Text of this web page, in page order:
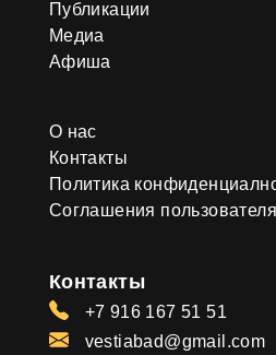
Публикации
Медиа
Афиша
О нас
Контакты
Политика
Соглашения пользователя
Контакты
+7 916 167 51 51
vestiabad@gmail.com